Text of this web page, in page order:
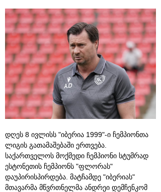
დღეს 8 ივლისს "იბერია 1999"-ი ჩემპიონთა
ლიგის გათამაშებაში ერთვება.
საქართველოს მოქმედი ჩემპიონი სტუმრად
ესტონეთის ჩემპიონს "ფლორას"
დაუპირისპირდება. მატჩამდე "იბერიას"
მთავარმა მწვრთნელმა ანდრეი დემჩენკომ